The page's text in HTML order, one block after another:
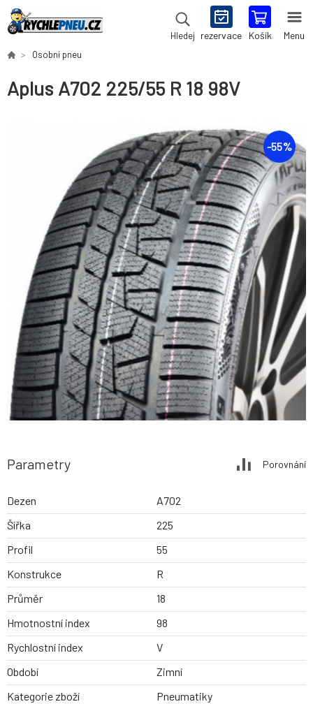
Hledej rezervace Košík Menu
Osobní pneu
Aplus A702 225/55 R 18 98V
-55%
Parametry Porovnání
Dezen
A702
Šířka
225
Profil
55
Konstrukce
R
Průměr
18
Hmotnostní index
98
Rychlostní index
V
Období
Zimní
Kategorie zboží
Pneumatiky